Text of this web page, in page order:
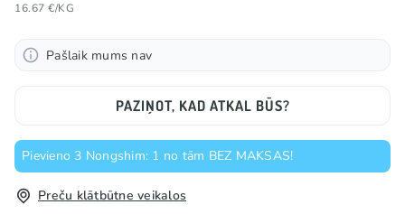
16.67 €/KG
Pašlaik mums nav
PAZIŅOT, KAD ATKAL BŪS?
Pievieno 3 Nongshim: 1 no tām BEZ MAKSAS!
Preču klātbūtne veikalos